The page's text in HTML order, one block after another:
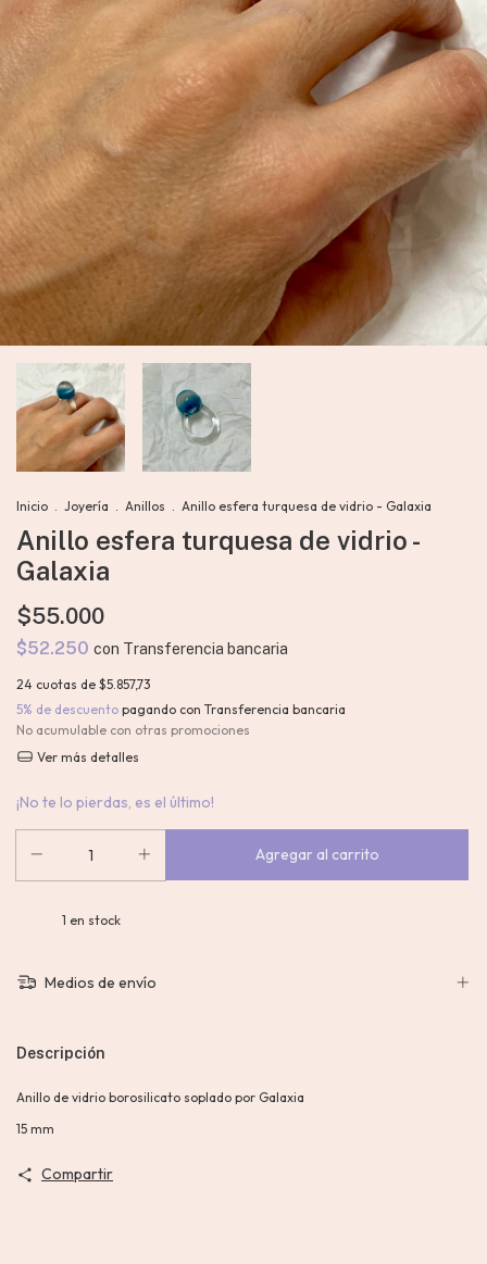
Inicio Joyería Anillos Anillo esfera turquesa de vidrio - Galaxia
Anillo esfera turquesa de vidrio -
Galaxia
$55.000
$52.250 con Transferencia bancaria
24 cuotas de $5.857,73
5% de descuento pagando con Transferencia bancaria
No acumulable con otras promociones
Ver más detalles
¡No te lo pierdas, es el último!
1 en stock
Medios de envío
Descripción
Anillo de vidrio borosilicato soplado por Galaxia
15 mm
Compartir